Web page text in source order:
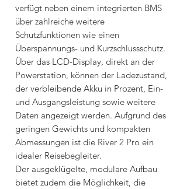
verfügt neben einem integrierten BMS
über zahlreiche weitere
Schutzfunktionen wie einen
Überspannungs- und Kurzschlussschutz.
Über das LCD-Display, direkt an der
Powerstation, können der Ladezustand,
der verbleibende Akku in Prozent, Ein-
und Ausgangsleistung sowie weitere
Daten angezeigt werden. Aufgrund des
geringen Gewichts und kompakten
Abmessungen ist die River 2 Pro ein
idealer Reisebegleiter.
Der ausgeklügelte, modulare Aufbau
bietet zudem die Möglichkeit, die